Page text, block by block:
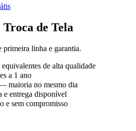
Troca de Tela
primeira linha e garantia.
de alta qualidade
a 1 ano
maioria no mesmo dia
e entrega disponível
e sem compromisso